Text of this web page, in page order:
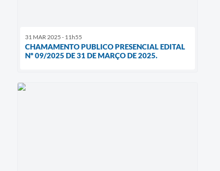
31 MAR 2025 - 11h55
CHAMAMENTO PUBLICO PRESENCIAL EDITAL
Nº 09/2025 DE 31 DE MARÇO DE 2025.